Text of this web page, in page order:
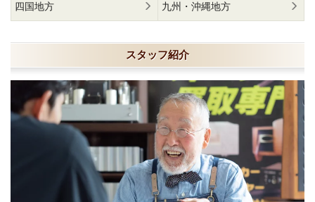
四国地方 九州・沖縄地方
スタッフ紹介